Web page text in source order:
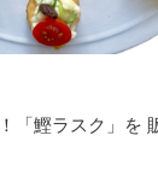
「鰹ラスク」を